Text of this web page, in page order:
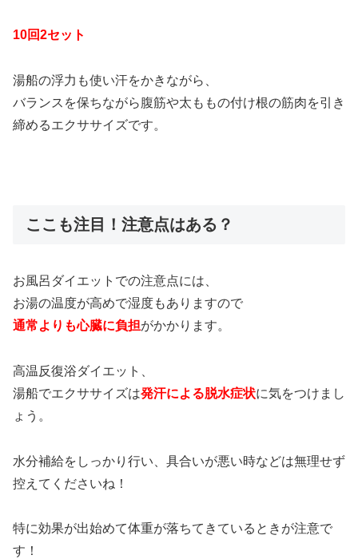
10回2セット
湯船の浮力も使い汗をかきながら、
バランスを保ちながら腹筋や太ももの付け根の筋肉を引き
締めるエクササイズです。
ここも注目！注意点はある？
お風呂ダイエットでの注意点には、
お湯の温度が高めで湿度もありますので
通常よりも心臓に負担がかかります。
高温反復浴ダイエット、
湯船でエクササイズは発汗による脱水症状に気をつけまし
ょう。
水分補給をしっかり行い、具合いが悪い時などは無理せず
控えてくださいね！
特に効果が出始めて体重が落ちてきているときが注意で
す！